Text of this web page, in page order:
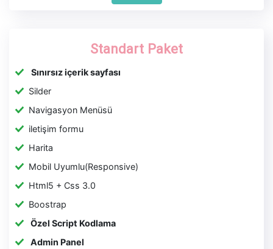
Standart Paket
Sınırsız içerik sayfası
Silder
Navigasyon Menüsü
iletişim formu
Harita
Mobil Uyumlu(Responsive)
Html5 + Css 3.0
Boostrap
Özel Script Kodlama
Admin Panel